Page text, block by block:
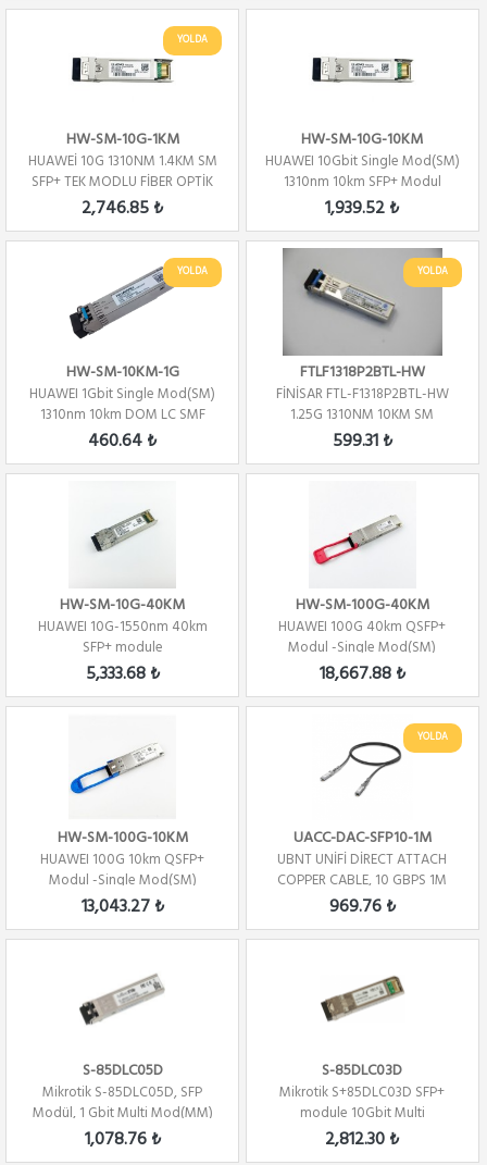
YOLDA
HW-SM-10G-1KM
HUAWEİ 10G 1310NM 1.4KM SM
SFP+ TEK MODLU FİBER OPTİK
MODÜL
2,746.85 ₺
HW-SM-10G-10KM
HUAWEI 10Gbit Single Mod(SM)
1310nm 10km SFP+ Modul
1,939.52 ₺
YOLDA
HW-SM-10KM-1G
HUAWEI 1Gbit Single Mod(SM)
1310nm 10km DOM LC SMF
Modul
460.64 ₺
YOLDA
FTLF1318P2BTL-HW
FİNİSAR FTL-F1318P2BTL-HW
1.25G 1310NM 10KM SM
599.31 ₺
HW-SM-10G-40KM
HUAWEI 10G-1550nm 40km
SFP+ module
5,333.68 ₺
HW-SM-100G-40KM
HUAWEI 100G 40km QSFP+
Modul -Single Mod(SM)
18,667.88 ₺
HW-SM-100G-10KM
HUAWEI 100G 10km QSFP+
Modul -Single Mod(SM)
13,043.27 ₺
YOLDA
UACC-DAC-SFP10-1M
UBNT UNİFİ DİRECT ATTACH
COPPER CABLE, 10 GBPS 1M
969.76 ₺
S-85DLC05D
Mikrotik S-85DLC05D, SFP
Modül, 1 Gbit Multi Mod(MM)
1.25G MM 550...
1,078.76 ₺
S-85DLC03D
Mikrotik S+85DLC03D SFP+
module 10Gbit Multi
Mode(MM) 300m 850nm
2,812.30 ₺